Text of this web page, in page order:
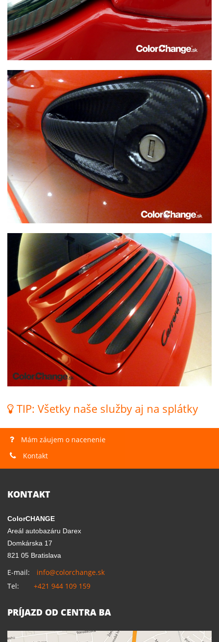
TIP: Všetky naše služby aj na splátky
Mám záujem o nacenenie
Kontakt
KONTAKT
ColorCHANGE
Areál autobazáru Darex
Domkárska 17
821 05 Bratislava
E-mail:
info@colorchange.sk
Tel:
+421 944 109 159
PRÍJAZD OD CENTRA BA